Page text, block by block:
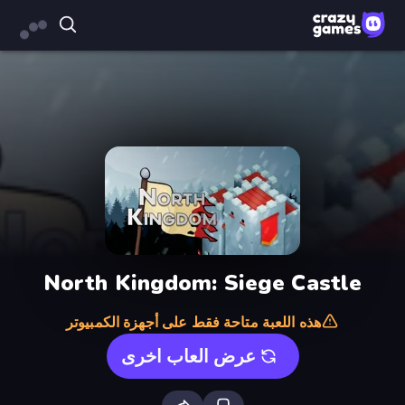
North Kingdom: Siege Castle
هذه اللعبة متاحة فقط على أجهزة الكمبيوتر
عرض العاب اخرى